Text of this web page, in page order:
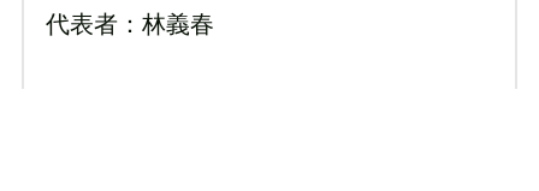
代表者：林義春